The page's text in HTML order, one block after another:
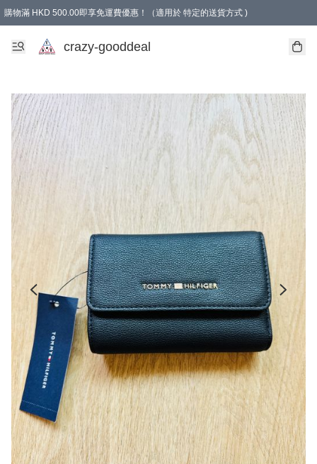
購物滿 HKD 500.00即享免運費優惠！（適用於 特定的送貨方式 )
成為會員可享免費禮品
crazy-gooddeal